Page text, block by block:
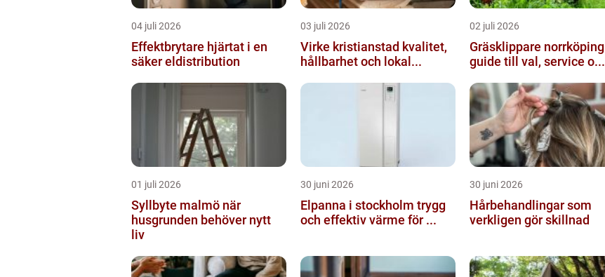
04 juli 2026
Effektbrytare hjärtat i en
säker eldistribution
03 juli 2026
Virke kristianstad kvalitet,
hållbarhet och lokal...
02 juli 2026
Gräsklippare norrköping
guide till val, service o...
01 juli 2026
Syllbyte malmö när
husgrunden behöver nytt
liv
30 juni 2026
Elpanna i stockholm trygg
och effektiv värme för ...
30 juni 2026
Hårbehandlingar som
verkligen gör skillnad